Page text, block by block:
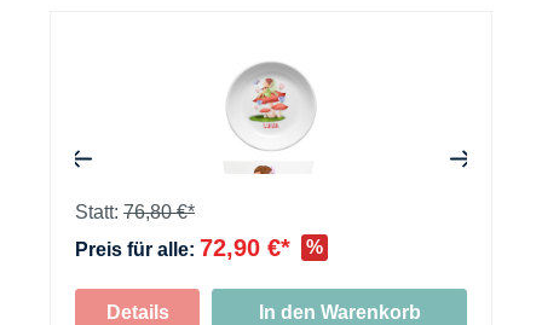
Statt: 76,80 €*
Preis für alle: 72,90 €* %
Details In den Warenkorb